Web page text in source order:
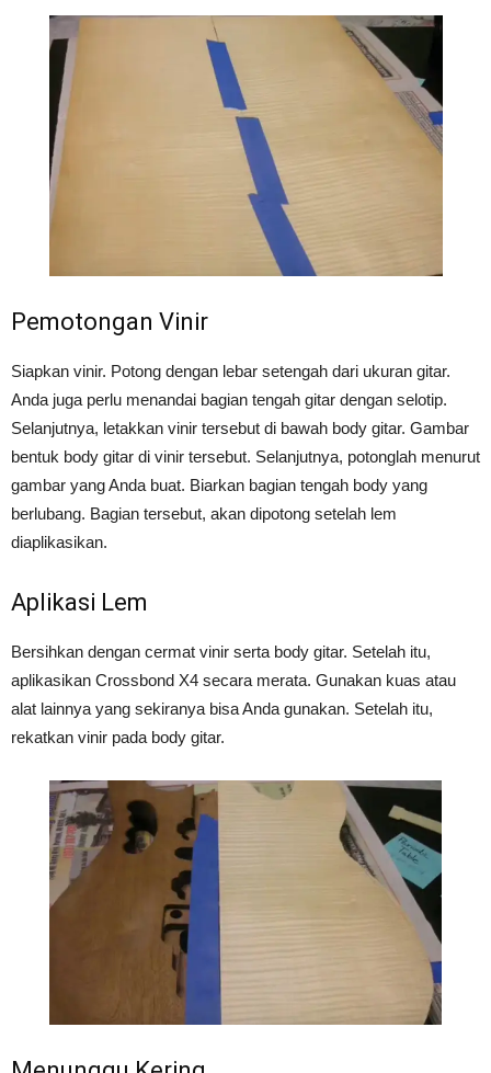
Pemotongan Vinir
Siapkan vinir. Potong dengan lebar setengah dari ukuran gitar.
Anda juga perlu menandai bagian tengah gitar dengan selotip.
Selanjutnya, letakkan vinir tersebut di bawah body gitar. Gambar
bentuk body gitar di vinir tersebut. Selanjutnya, potonglah menurut
gambar yang Anda buat. Biarkan bagian tengah body yang
berlubang. Bagian tersebut, akan dipotong setelah lem
diaplikasikan.
Aplikasi Lem
Bersihkan dengan cermat vinir serta body gitar. Setelah itu,
aplikasikan Crossbond X4 secara merata. Gunakan kuas atau
alat lainnya yang sekiranya bisa Anda gunakan. Setelah itu,
rekatkan vinir pada body gitar.